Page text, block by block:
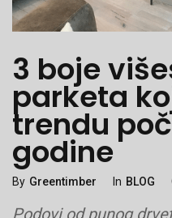
3 boje
parketa
trendu
godine
By Greentimber Categories
In BLOG
Podovi od punog